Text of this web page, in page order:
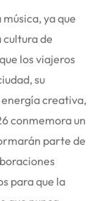
ya que
de
los viajeros
su
creativa,
conmemora un
parte de
para que la